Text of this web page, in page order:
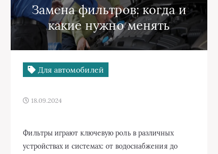
Замена фильтров: когда и
какие нужно менять
Для автомобилей
18.09.2024
Фильтры играют ключевую роль в различных
устройствах и системах: от водоснабжения до